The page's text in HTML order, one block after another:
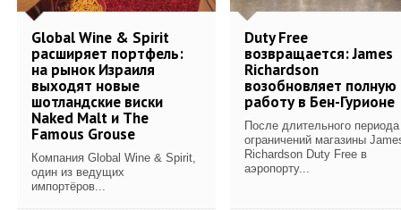
Global Wine & Spirit
расширяет портфель:
на рынок Израиля
выходят новые
шотландские виски
Naked Malt и The
Famous Grouse
Компания Global Wine & Spirit,
один из ведущих
импортёров...
Duty Free
возвращается: James
Richardson
возобновляет полную
работу в Бен-Гурионе
После длительного периода
ограничений магазины
Richardson Duty Free в
аэропорту...